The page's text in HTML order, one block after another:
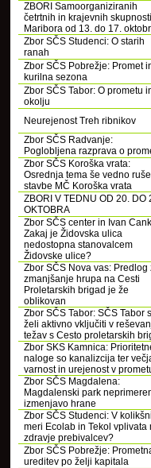
ZBORI Samoorganiziranih
četrtnih in krajevnih skupnosti
Maribora od 13. do 17.
Zbor SČS Studenci: O starih
ranah
Zbor SČS Pobrežje: Promet
kurilna sezona
Zbor SČS Tabor: O prometu
okolju
Neurejenost Treh ribnikov
Zbor SČS Radvanje:
Poglobljena razprava o
Zbor SČS Koroška vrata:
Osrednja tema še vedno
stavbe MČ Koroška vrata
ZBORI V TEDNU OD 20. DO
OKTOBRA
Zbor SČS center in Ivan
Zakaj je Židovska ulica
nedostopna stanovalcem
Židovske ulice?
Zbor SČS Nova vas: Predlog
zmanjšanje hrupa na Cesti
Proletarskih brigad je že
oblikovan
Zbor SČS Tabor: SČS Tabor
želi aktivno vključiti v
težav s Cesto proletarskih
Zbor SKS Kamnica:
naloge so kanalizcija ter
varnost in urejenost v
Zbor SČS Magdalena:
Magdalenski park
izmenjavo hrane
Zbor SČS Studenci: V kolikšni
meri Ecolab in Tekol vplivata
zdravje prebivalcev?
Zbor SČS Pobrežje:
ureditev po želji kapitala